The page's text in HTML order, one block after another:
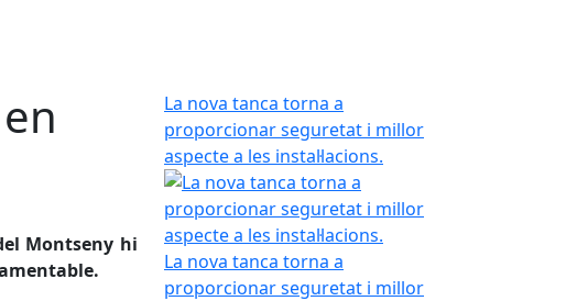
Montseny hi
La nova tanca torna a
proporcionar seguretat i millor
aspecte a les instal·lacions.
La nova tanca torna a
proporcionar seguretat i millor